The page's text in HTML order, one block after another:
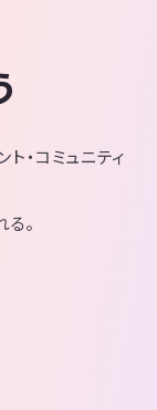
・コミュニティ
。